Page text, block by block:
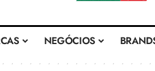
NEGÓCIOS